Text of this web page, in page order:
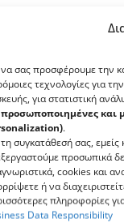
να σας προσφέρουμε την
τεχνολογίες για
για στατιστική
προσωποποιημένες και
.
συγκατάθεσή σας,
προσωπικά
cookies και
ή να
πληροφορίες
Data Responsibility